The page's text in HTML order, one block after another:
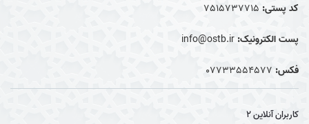
کد پستی: 7515737715
پست الکترونیک: info@ostb.ir
فکس: 07733554577
کاربران آنلاین2